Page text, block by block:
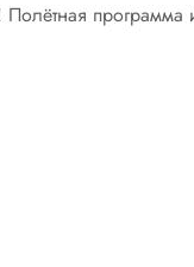
Полётная